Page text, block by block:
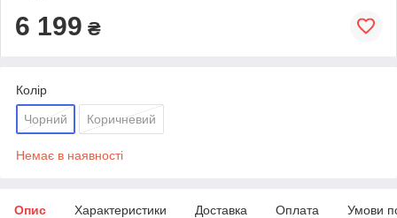
6 199 ₴
Колір
Чорний Коричневий
Немає в наявності
Опис Характеристики Доставка Оплата Умови